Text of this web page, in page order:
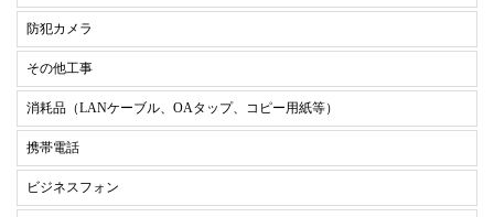
防犯カメラ
その他工事
消耗品（LANケーブル、OAタップ、コピー用紙等）
携帯電話
ビジネスフォン